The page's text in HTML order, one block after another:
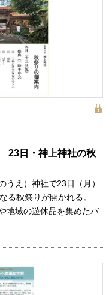
23日・神上神社の秋
え）神社で23日（月）
る秋祭りが開かれる。
地域の遊休品を集めたバ